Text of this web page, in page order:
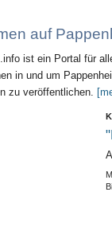
auf
ist ein Portal für
in und um
zu veröffentlichen.